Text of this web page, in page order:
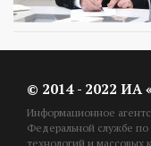
© 2014 - 2022 ИА
Информационное
Федеральной службе
технологий и массовых